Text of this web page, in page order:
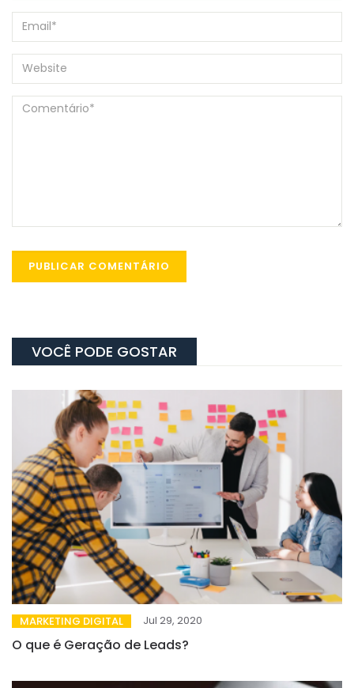
VOCÊ PODE GOSTAR
MARKETING DIGITAL Jul 29, 2020
O que é Geração de Leads?